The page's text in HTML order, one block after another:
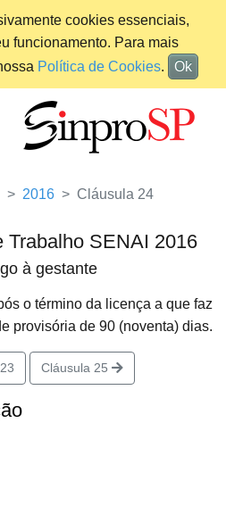
cookies essenciais,
funcionamento. Para mais
Política de Cookies. Ok
2016 Cláusula 24
Trabalho SENAI 2016
à gestante
o término da licença a que faz
provisória de 90 (noventa) dias.
Cláusula 25